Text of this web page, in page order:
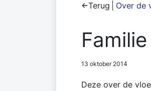
Terug Over de
13 oktober 2014
Deze over de